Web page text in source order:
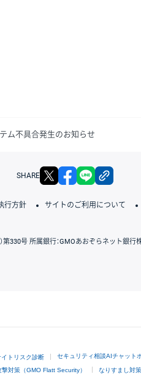
ム不具合発生のお知らせ
SHARE X facebook
行方針 サイトのご利用について
第330号 所属銀行：GMOあおぞらネット銀行
トリスク診断 セキュリティ相談AIチャット
対策（GMO Flatt Security） なりすまし対策